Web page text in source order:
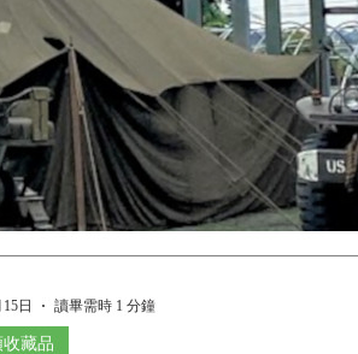
藏品
日 讀畢需時 1 分鐘